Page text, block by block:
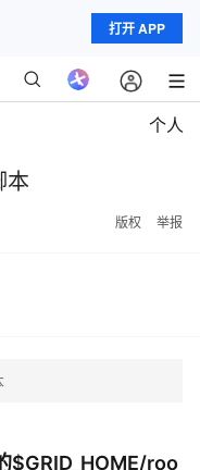
打开 APP
个人
本
版权 举报
$GRID_HOME/roo